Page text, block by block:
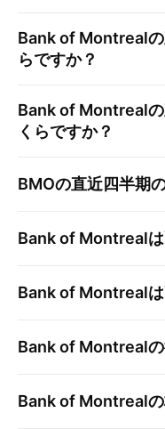
Bank of Montreal
らですか？
Bank of Montreal
くらですか？
BMOの直近四半期
Bank of Montreal
Bank of Montreal
Bank of Montreal
Bank of Montreal